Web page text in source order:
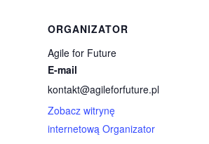
ORGANIZATOR
Agile for Future
E-mail
kontakt@agileforfuture.pl
Zobacz witrynę
internetową Organizator